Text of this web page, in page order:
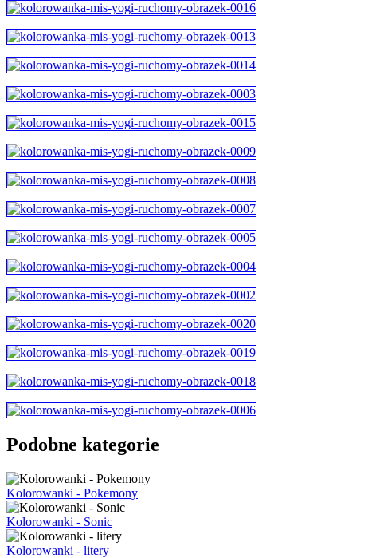
Podobne kategorie
Kolorowanki - Pokemony
Kolorowanki - Sonic
Kolorowanki - litery